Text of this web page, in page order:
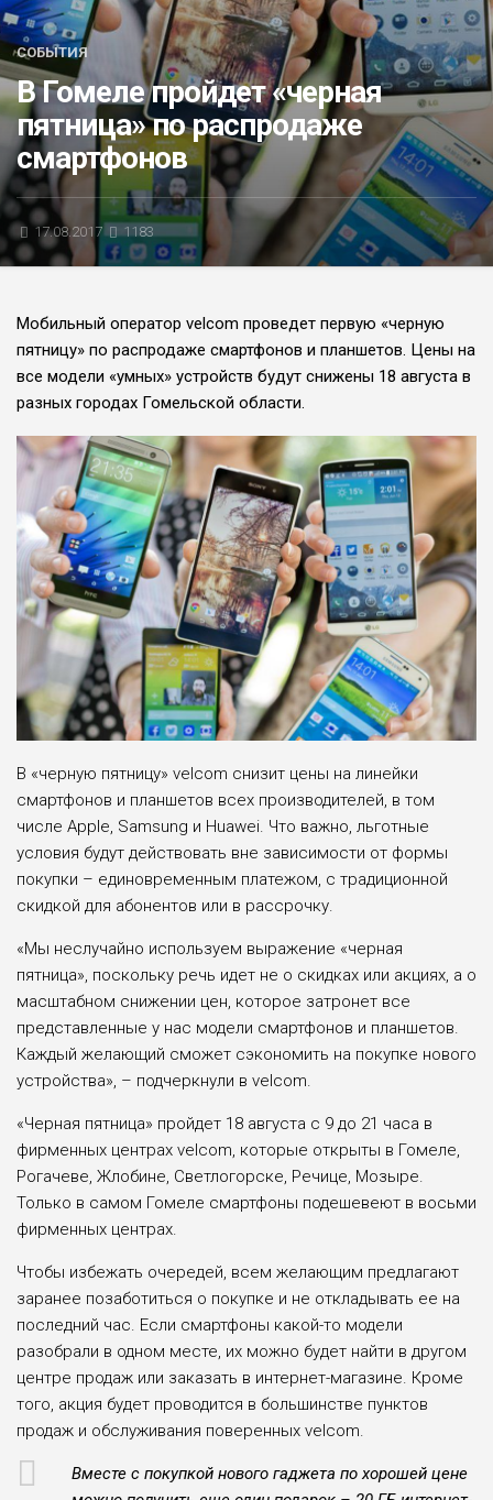
БЛИЦ-ОПРОС
АФИША
СОБЫТИЯ
В Гомеле пройдет «черная
пятница» по распродаже
смартфонов
17.08.2017 1183
Мобильный оператор velcom проведет первую «черную
пятницу» по распродаже смартфонов и планшетов. Цены на
все модели «умных» устройств будут снижены 18 августа в
разных городах Гомельской области.
В «черную пятницу» velcom снизит цены на линейки
смартфонов и планшетов всех производителей, в том
числе Apple, Samsung и Huawei. Что важно, льготные
условия будут действовать вне зависимости от формы
покупки – единовременным платежом, с традиционной
скидкой для абонентов или в рассрочку.
«Мы неслучайно используем выражение «черная
пятница», поскольку речь идет не о скидках или акциях, а о
масштабном снижении цен, которое затронет все
представленные у нас модели смартфонов и планшетов.
Каждый желающий сможет сэкономить на покупке нового
устройства», – подчеркнули в velcom.
«Черная пятница» пройдет 18 августа с 9 до 21 часа в
фирменных центрах velcom, которые открыты в Гомеле,
Рогачеве, Жлобине, Светлогорске, Речице, Мозыре.
Только в самом Гомеле смартфоны подешевеют в восьми
фирменных центрах.
Чтобы избежать очередей, всем желающим предлагают
заранее позаботиться о покупке и не откладывать ее на
последний час. Если смартфоны какой-то модели
разобрали в одном месте, их можно будет найти в другом
центре продаж или заказать в интернет-магазине. Кроме
того, акция будет проводится в большинстве пунктов
продаж и обслуживания поверенных velcom.
Вместе с покупкой нового гаджета по хорошей цене